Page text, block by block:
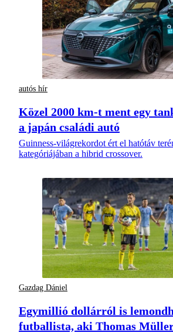
autós hír
Közel 2000 km-t ment egy
a japán családi autó
Guinness-világrekordot ért el hatótáv
kategóriájában a hibrid crossover.
Gazdag Dániel
Egymillió dollárról is
futballista, aki Thomas